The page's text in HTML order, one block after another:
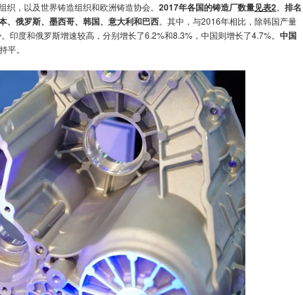
，以及世界铸造组织和欧洲铸造协会。 2017年各国的铸造厂数量见表2。 排名
、俄罗斯、墨西哥、韩国、意大利和巴西。其中，与2016年相比，除韩国产量
印度和俄罗斯增速较高，分别增长了6.2%和8.3%，中国则增长了4.7%。 中国
平。